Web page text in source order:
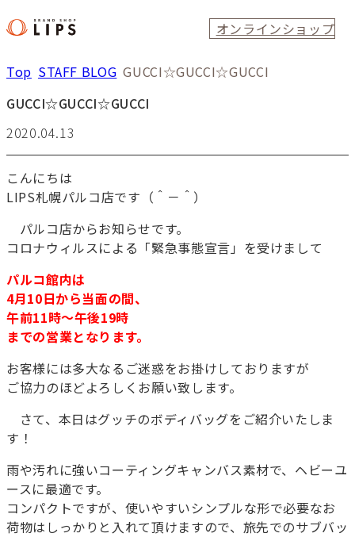
オンラインショップ
Top STAFF BLOG GUCCI☆GUCCI☆GUCCI
GUCCI☆GUCCI☆GUCCI
2020.04.13
こんにちは
LIPS札幌パルコ店です（＾－＾）
パルコ店からお知らせです。
コロナウィルスによる「緊急事態宣言」を受けまして
パルコ館内は
4月10日から当面の間、
午前11時～午後19時
までの営業となります。
お客様には多大なるご迷惑をお掛けしておりますが
ご協力のほどよろしくお願い致します。
さて、本日はグッチのボディバッグをご紹介いたしま
す！
雨や汚れに強いコーティングキャンバス素材で、ヘビーユ
ースに最適です。
コンパクトですが、使いやすいシンプルな形で必要なお
荷物はしっかりと入れて頂けますので、旅先でのサブバッ